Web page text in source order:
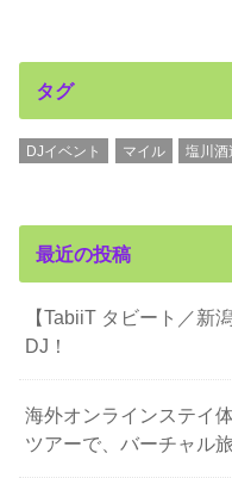
タグ
DJイベント マイル 塩川酒
最近の投稿
【TabiiT タビート／新
DJ！
海外オンラインステイ
ツアーで、バーチャル